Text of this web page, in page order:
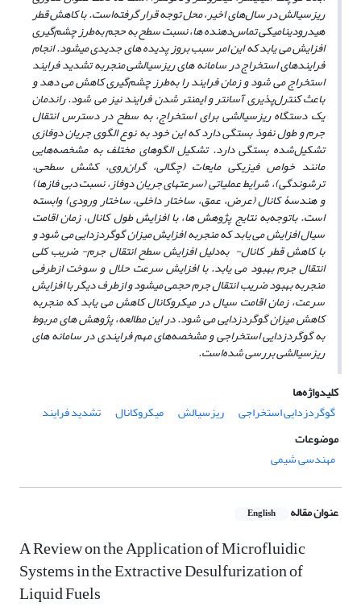
ریزسیالش در سالهای اخیر، محل توجه قرار گرفتهاست. با کاهش قطر
هیدرودینامیکی تماسدهنده ­ها، نسبت سطح به حجم بهطرز چشمگیری
افزایش می ­یابد که این امر سبب بروز پدیده ­های جدیدی می­شود. انجام
فرایندهای استخراج در سامانه­ های ریزسیالشی منجربه تشدید فرایند
استخراج می­ شود و زمان فرایند را بهطرز چشمگیری کاهش می­ دهد و
باعث کنترلپذیری آسان­تر و ایمن­تر شدن فرایند نیز می­ شود. راندمان
یک دستگاه ریزسیالشی برای استخراج، به سطح در دسترس انتقال
جرم و طول نفوذ بستگی دارد که این خود به نوع الگوی جریان دوفازی
تشکیلشده بستگی دارد. تشکیل الگوهای مختلف به مشخصه‌هایی
مانند خواص فیزیکی مایعات (چگالی، گران‌روی، کشش سطحی،
ترشوندگی)، شرایط عملیاتی (سرعت­های جریان دوفاز، نسبت دبی فازها)
و هندسۀ کانال (عرض، عمق، ساختار داخلی، ساختار ورودی) وابسته
است. باتوجهبه نتایج پژوهش ­ها، با افزایش طول کانال، زمان اقامت
سیال افزایش می­ یابد که منجربه افزایش میزان گوگردزدایی می ­شود و
با کاهش قطر کانال- بهدلیل افزایش سطح انتقال جرم- ضریب کلی
انتقال جرم بهبود می ­یابد. با افزایش سرعت حلال و سوخت ازطرفی
منجربه بهبود ضریب انتقال جرم حجمی می­شود و ازطرف دیگر با افزایش
سرعت، زمان اقامت سیال در میکروکانال کاهش می ­یابد که منجربه
کاهش میزان گوگردزدایی می شود. در این مطالعه، پژوهش ­های مربوط
به گوگردزدایی استخراجی و مشخصه‌های مهم فرایندی در سامانه ­های
ریزسیالشی بررسی شده‌است.
کلیدواژه‌ها
گوگردزدایی استخراجی
ریزسیالش میکروکانال
تشدید فرایند
موضوعات
مهندسی شیمی
عنوان مقاله English
A Review on the Application of Microfluidic
Systems in the Extractive Desulfurization of
Liquid Fuels